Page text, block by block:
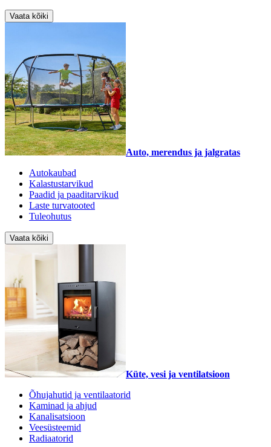
Vaata kõiki
Auto, merendus ja jalgratas
Autokaubad
Kalastustarvikud
Paadid ja paaditarvikud
Laste turvatooted
Tuleohutus
Vaata kõiki
Küte, vesi ja ventilatsioon
Õhujahutid ja ventilaatorid
Kaminad ja ahjud
Kanalisatsioon
Veesüsteemid
Radiaatorid